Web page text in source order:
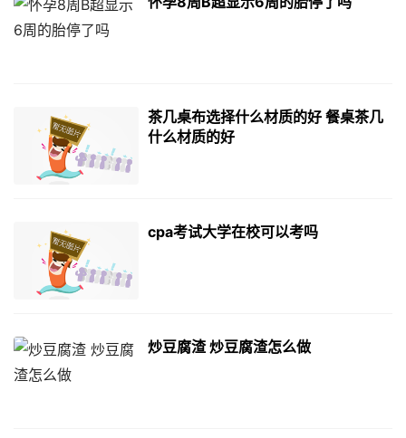
茶几桌布选择什么材质的好 餐桌茶几
什么材质的好
cpa考试大学在校可以考吗
炒豆腐渣 炒豆腐渣怎么做